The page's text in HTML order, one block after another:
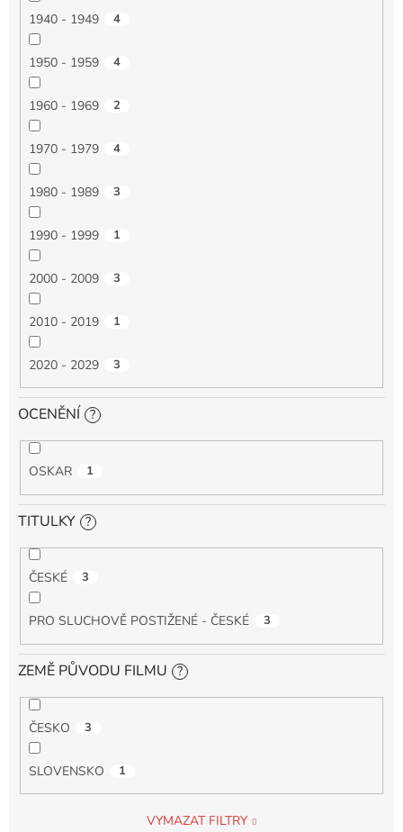
1940 - 1949 4
1950 - 1959 4
1960 - 1969 2
1970 - 1979 4
1980 - 1989 3
1990 - 1999 1
2000 - 2009 3
2010 - 2019 1
2020 - 2029 3
OCENĚNÍ ?
OSKAR 1
TITULKY ?
ČESKÉ 3
PRO SLUCHOVĚ POSTIŽENÉ - ČESKÉ 3
ZEMĚ PŮVODU FILMU ?
ČESKO 3
SLOVENSKO 1
VYMAZAT FILTRY